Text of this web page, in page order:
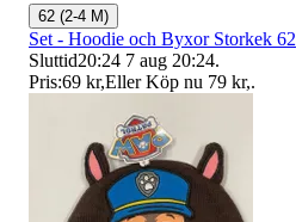
62 (2-4 M)
Set - Hoodie och Byxor Storkek 62
Sluttid20:24 7 aug 20:24.
Pris:69 kr,Eller Köp nu 79 kr,.